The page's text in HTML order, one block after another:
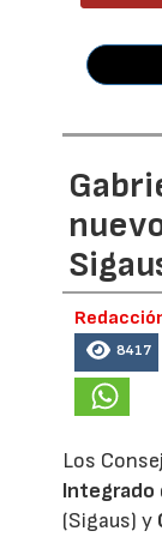
8417
Los
Integrado
(Sigaus) y